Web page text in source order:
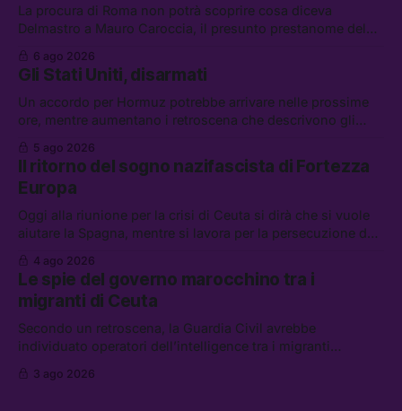
La procura di Roma non potrà scoprire cosa diceva
Delmastro a Mauro Caroccia, il presunto prestanome del
attacchi in Libano, il governo chiederà 36 miliardi di
flessibilità in armi e energia, e Grokipedia è già stata
abbandonata
6 ago 2026
Gli Stati Uniti, disarmati
Un accordo per Hormuz potrebbe arrivare nelle prossime
ore, mentre aumentano i retroscena che descrivono gli
chi aspetta i dispersi di Ceuta, il boom dei carburanti
diluiti, e quanti attivisti anti data center sono stati arrestati
5 ago 2026
Il ritorno del sogno nazifascista di Fortezza
Europa
Oggi alla riunione per la crisi di Ceuta si dirà che si vuole
aiutare la Spagna, mentre si lavora per la persecuzione dei
spontanei a Gaza, un giovane di 19 anni è morto sotto il
sole per raccogliere pomodori, e cosa dice l’AI Act europeo
4 ago 2026
Le spie del governo marocchino tra i
migranti di Ceuta
Secondo un retroscena, la Guardia Civil avrebbe
individuato operatori dell’intelligence tra i migranti
hanno ucciso 19 persone a Gaza; le tensioni nel campo
3 ago 2026